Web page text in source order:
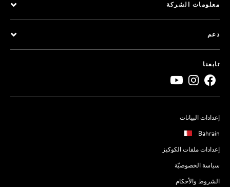
معلومات الشركة
دعم
تابعنا
إعدادات البيانات
Bahrain
إعدادات ملفات الكوكيز
سياسة الخصوصيّة
الشروط والأحكام